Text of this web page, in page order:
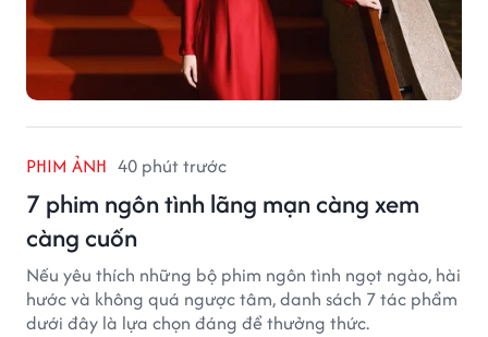
PHIM ẢNH 40 phút trước
7 phim ngôn tình lãng mạn càng xem
càng cuốn
Nếu yêu thích những bộ phim ngôn tình ngọt ngào, hài
hước và không quá ngược tâm, danh sách 7 tác phẩm
dưới đây là lựa chọn đáng để thưởng thức.